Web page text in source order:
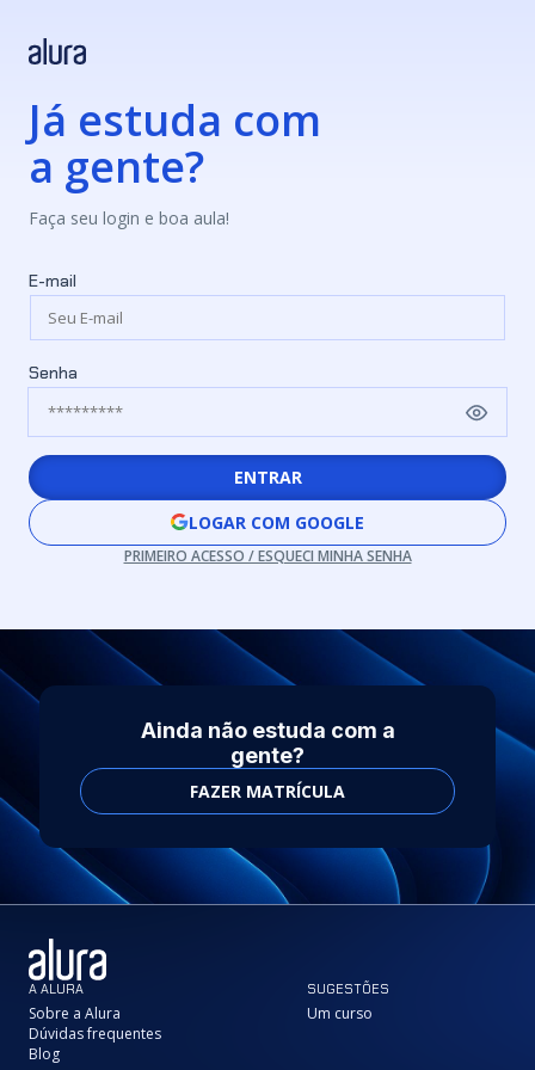
Já estuda com
a gente?
Faça seu login e boa aula!
E-mail
Senha
ENTRAR
LOGAR COM GOOGLE
PRIMEIRO ACESSO / ESQUECI MINHA SENHA
Ainda não estuda com a
gente?
FAZER MATRÍCULA
A ALURA
Sobre a Alura
Dúvidas frequentes
Blog
SUGESTÕES
Um curso